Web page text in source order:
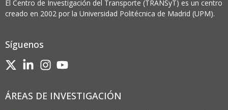
El Centro de Investigación del Transporte (TRANSyT) es un centro
creado en 2002 por la Universidad Politécnica de Madrid (UPM).
Síguenos
ÁREAS DE INVESTIGACIÓN